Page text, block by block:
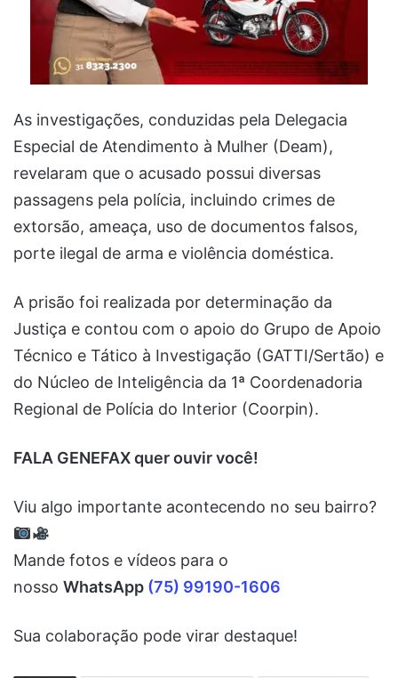
As investigações, conduzidas pela Delegacia
Especial de Atendimento à Mulher (Deam),
revelaram que o acusado possui diversas
passagens pela polícia, incluindo crimes de
extorsão, ameaça, uso de documentos falsos,
porte ilegal de arma e violência doméstica.
A prisão foi realizada por determinação da
Justiça e contou com o apoio do Grupo de Apoio
Técnico e Tático à Investigação (GATTI/Sertão) e
do Núcleo de Inteligência da 1ª Coordenadoria
Regional de Polícia do Interior (Coorpin).
FALA GENEFAX quer ouvir você!
Viu algo importante acontecendo no seu bairro?
Mande fotos e vídeos para o
nosso WhatsApp (75) 99190-1606
Sua colaboração pode virar destaque!